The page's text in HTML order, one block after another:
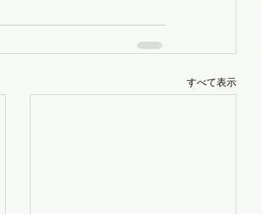
すべて表示